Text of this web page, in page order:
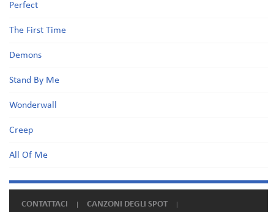
Perfect
The First Time
Demons
Stand By Me
Wonderwall
Creep
All Of Me
CONTATTACI CANZONI DEGLI SPOT